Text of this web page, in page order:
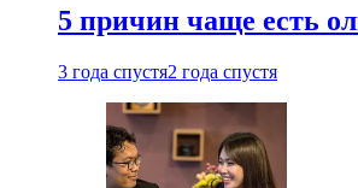
5 причин чаще есть
3 года спустя2 года спустя